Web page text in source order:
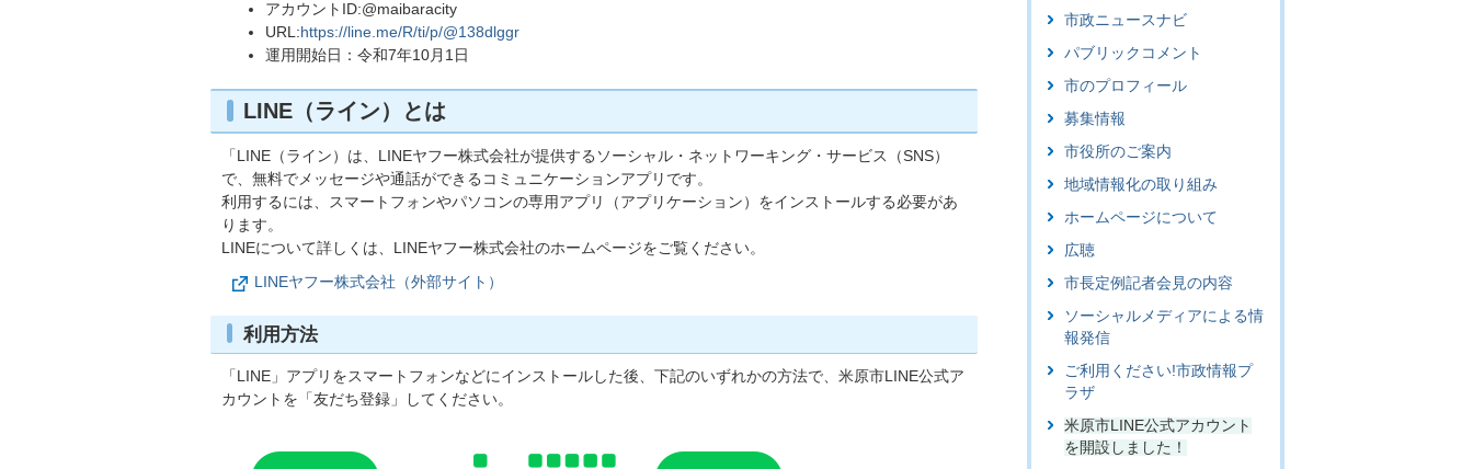
アカウントID:@maibaracity
URL:https://line.me/R/ti/p/@138dlggr
運用開始日：令和7年10月1日
LINE（ライン）とは
「LINE（ライン）は、LINEヤフー株式会社が提供するソーシャル・ネットワーキング・サービス（SNS）
で、無料でメッセージや通話ができるコミュニケーションアプリです。
利用するには、スマートフォンやパソコンの専用アプリ（アプリケーション）をインストールする必要があ
ります。
LINEについて詳しくは、LINEヤフー株式会社のホームページをご覧ください。
LINEヤフー株式会社（外部サイト）
利用方法
「LINE」アプリをスマートフォンなどにインストールした後、下記のいずれかの方法で、米原市LINE公式ア
カウントを「友だち登録」してください。
市政ニュースナビ
パブリックコメント
市のプロフィール
募集情報
市役所のご案内
地域情報化の取り組み
ホームページについて
広聴
市長定例記者会見の内容
ソーシャルメディアによる情
報発信
ご利用ください!市政情報プ
ラザ
米原市LINE公式アカウント
を開設しました！